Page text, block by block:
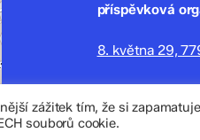
příspěvková
8. května 29,
+420 585 208
zážitek tím, že si
souborů cookie.